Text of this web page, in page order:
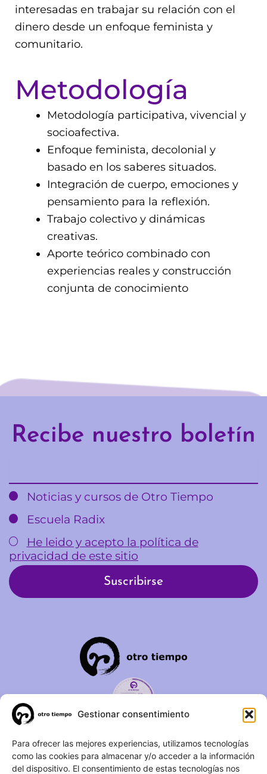
Gestionar consentimiento
Para ofrecer las mejores experiencias, utilizamos tecnologías
como las cookies para almacenar y/o acceder a la información
del dispositivo. El consentimiento de estas tecnologías nos
interesadas en trabajar su relación con el
dinero desde un enfoque feminista y
comunitario.
Metodología
Metodología participativa, vivencial y
socioafectiva.
Enfoque feminista, decolonial y
basado en los saberes situados.
Integración de cuerpo, emociones y
pensamiento para la reflexión.
Trabajo colectivo y dinámicas
creativas.
Aporte teórico combinado con
experiencias reales y construcción
conjunta de conocimiento
Recibe nuestro boletín
Noticias y cursos de Otro Tiempo
Escuela Radix
He leido y acepto la política de
privacidad de este sitio
C/ Duque de Fernán Núñez,
2 – 1ºA 28012 – Madrid